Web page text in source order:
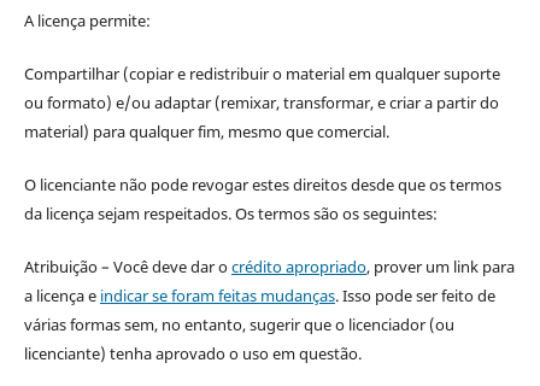
A licença permite:
Compartilhar (copiar e redistribuir o material em qualquer suporte
ou formato) e/ou adaptar (remixar, transformar, e criar a partir do
material) para qualquer fim, mesmo que comercial.
O licenciante não pode revogar estes direitos desde que os termos
da licença sejam respeitados. Os termos são os seguintes:
Atribuição – Você deve dar ocrédito apropriado, prover um link para
a licença e indicar se foram feitas mudanças. Isso pode ser feito de
várias formas sem, no entanto, sugerir que o licenciador (ou
licenciante) tenha aprovado o uso em questão.